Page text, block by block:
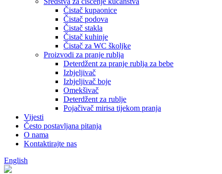
Čistač kupaonice
Čistač podova
Čistač stakla
Čistač kuhinje
Čistač za WC školjke
Proizvodi za pranje rublja
Deterdžent za pranje rublja za bebe
Izbjeljivač
Izbjeljivač boje
Omekšivač
Deterdžent za rublje
Pojačivač mirisa tijekom pranja
Vijesti
Često postavljana pitanja
O nama
Kontaktirajte nas
English